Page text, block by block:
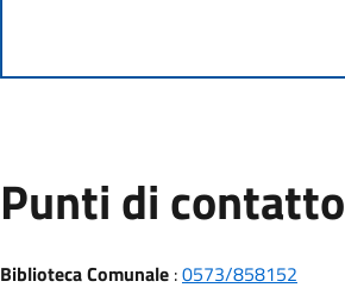
Punti di contatto
Biblioteca Comunale:0573/858152